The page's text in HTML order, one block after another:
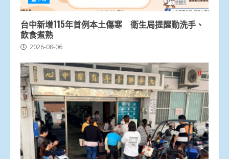
台中新增115年首例本土傷寒 衛生局提醒勤洗手、
飲食煮熟
2026-08-06